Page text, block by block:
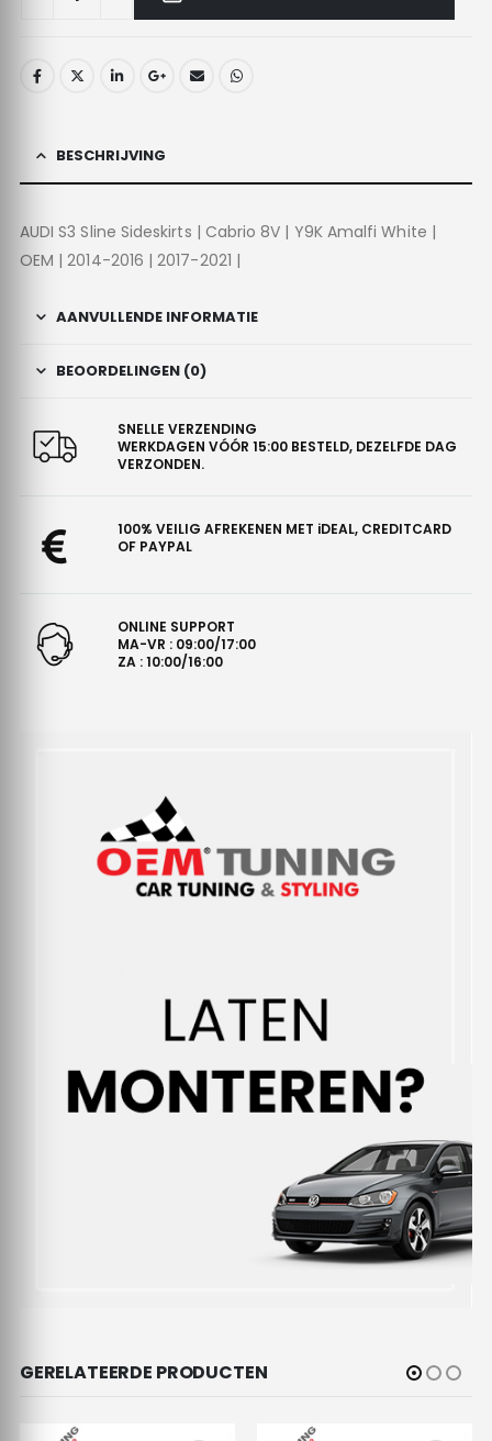
BESCHRIJVING
AUDI S3 Sline Sideskirts | Cabrio 8V | Y9K Amalfi White |
OEM | 2014-2016 | 2017-2021 |
AANVULLENDE INFORMATIE
BEOORDELINGEN (0)
SNELLE VERZENDING
WERKDAGEN VÓÓR 15:00 BESTELD, DEZELFDE DAG
VERZONDEN.
100% VEILIG AFREKENEN MET iDEAL, CREDITCARD
OF PAYPAL
ONLINE SUPPORT
MA-VR : 09:00/17:00
ZA : 10:00/16:00
GERELATEERDE PRODUCTEN